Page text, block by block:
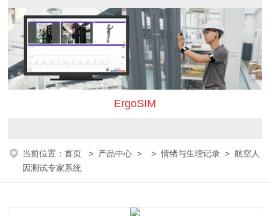
ErgoSIM
当前位置：首页 > 产品中心 > >情绪与生理记录 > 航空人
因测试专家系统